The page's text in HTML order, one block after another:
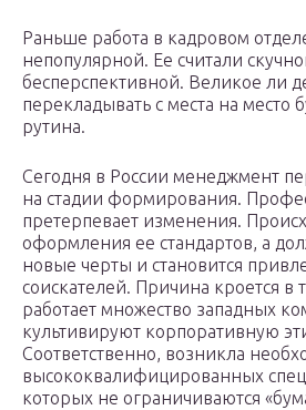
Раньше работа в кадровом
непопулярной. Ее считали
бесперспективной. Великое ли
перекладывать с места на место
рутина.
Сегодня в России менеджмент
на стадии формирования.
претерпевает изменения.
оформления ее стандартов, а
новые черты и становится
соискателей. Причина кроется в
работает множество западных
культивируют корпоративную
Соответственно, возникла
высококвалифицированных
которых не ограничиваются